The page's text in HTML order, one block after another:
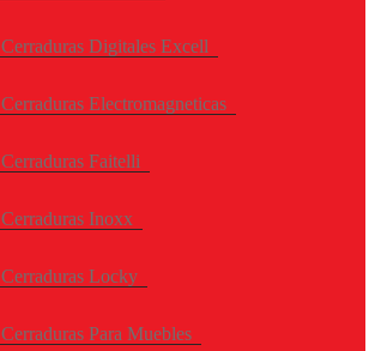
Cerraduras Digitales Excell
Cerraduras Electromagneticas
Cerraduras Faitelli
Cerraduras Inoxx
Cerraduras Locky
Cerraduras Para Muebles